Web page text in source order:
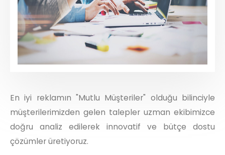
En iyi reklamın "Mutlu Müşteriler" olduğu bilinciyle
müşterilerimizden gelen talepler uzman ekibimizce
doğru analiz edilerek innovatif ve bütçe dostu
çözümler üretiyoruz.